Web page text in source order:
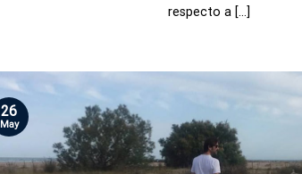
respecto a [...]
26
May